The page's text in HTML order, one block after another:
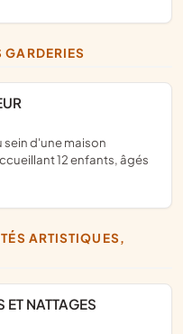
GARDERIES
12 enfants, âgés
ET NATTAGES